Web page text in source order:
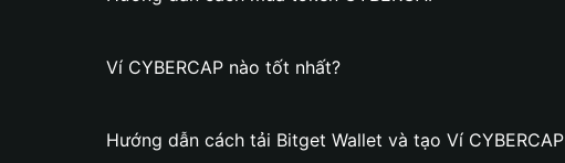
Ví CYBERCAP nào tốt nhất?
Hướng dẫn cách tải Bitget Wallet và tạo Ví CYBERCAP